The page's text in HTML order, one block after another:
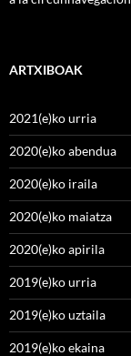
ARTXIBOAK
2021(e)ko urria
2020(e)ko abendua
2020(e)ko iraila
2020(e)ko maiatza
2020(e)ko apirila
2019(e)ko urria
2019(e)ko uztaila
2019(e)ko ekaina